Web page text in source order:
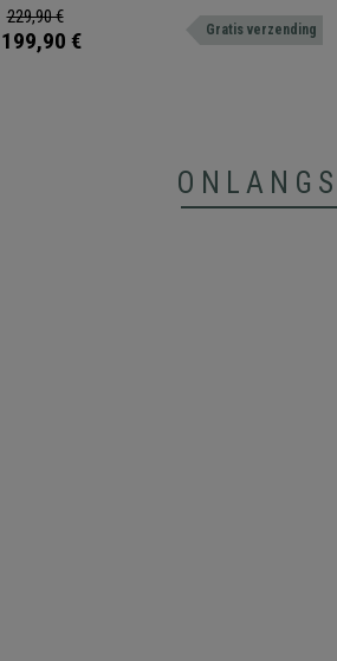
kwaliteitsmateriaal, waaronder het frame van
roestvrij staal
229,90 €
199,90 € Gratis verzending
ONLANGS